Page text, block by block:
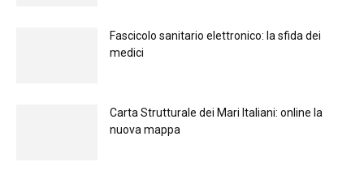
Fascicolo sanitario elettronico: la sfida dei
medici
Carta Strutturale dei Mari Italiani: online la
nuova mappa